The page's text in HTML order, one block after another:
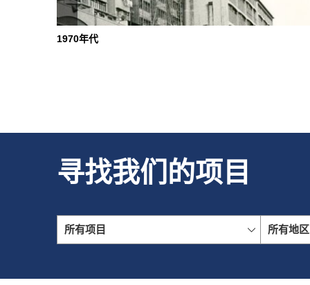
1970年代
寻找我们的项目
所有项目 所有地区